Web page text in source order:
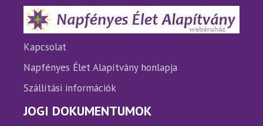
termékoldalon
választhatók
ki
Kapcsolat
Napfényes Élet Alapítvány honlapja
Szállítási információk
JOGI DOKUMENTUMOK